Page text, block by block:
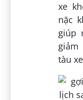
xe
nặc
giúp
tàu